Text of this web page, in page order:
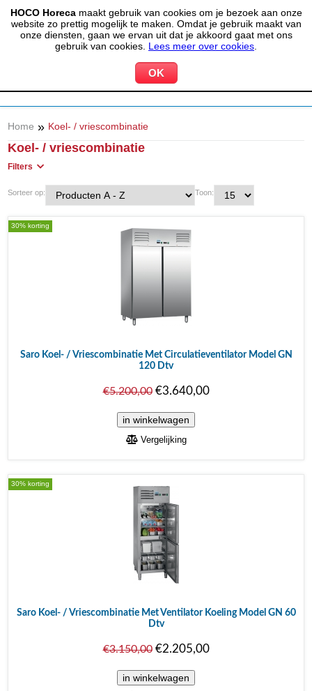
HOCO Horecamaakt gebruik van cookies om je bezoek aan onze
website zo prettig mogelijk te maken. Omdat je gebruik maakt van
onze diensten, gaan we ervan uit dat je akkoord gaat met ons
gebruik van cookies. Lees meer over cookies
(020) 497 6325 info@hocohoreca.nl
MIJN ACCOUNT 0 WINKELWAGEN
Home » Koel- / vriescombinatie
Koel- / vriescombinatie
Filters
Sorteer op: Toon:
30% korting
Saro Koel- / Vriescombinatie Met Circulatieventilator Model GN
120 Dtv
€5.200,00€3.640,00
Vergelijking
30% korting
Saro Koel- / Vriescombinatie Met Ventilator Koeling Model GN 60
Dtv
€3.150,00€2.205,00